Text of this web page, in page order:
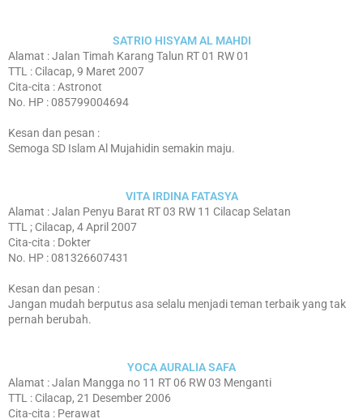
SATRIO HISYAM AL MAHDI
Alamat : Jalan Timah Karang Talun RT 01 RW 01
TTL : Cilacap, 9 Maret 2007
Cita-cita : Astronot
No. HP : 085799004694
Kesan dan pesan :
Semoga SD Islam Al Mujahidin semakin maju.
VITA IRDINA FATASYA
Alamat : Jalan Penyu Barat RT 03 RW 11 Cilacap Selatan
TTL ; Cilacap, 4 April 2007
Cita-cita : Dokter
No. HP : 081326607431
Kesan dan pesan :
Jangan mudah berputus asa selalu menjadi teman terbaik yang tak
pernah berubah.
YOCA AURALIA SAFA
Alamat : Jalan Mangga no 11 RT 06 RW 03 Menganti
TTL : Cilacap, 21 Desember 2006
Cita-cita : Perawat